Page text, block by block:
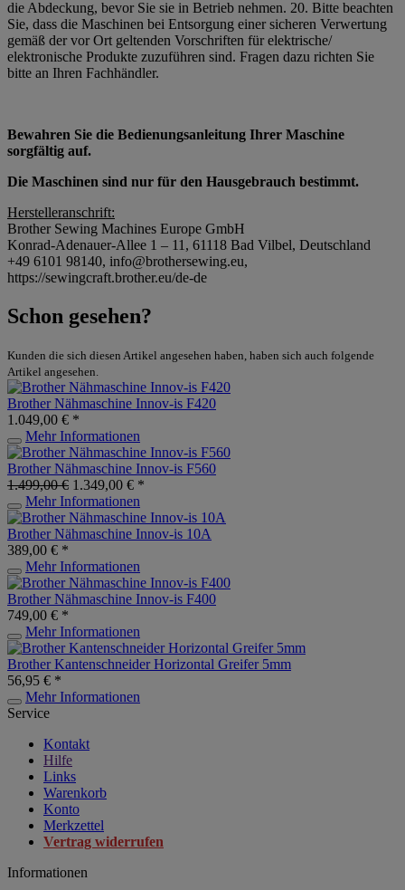
die Abdeckung, bevor Sie sie in Betrieb nehmen. 20. Bitte beachten
Sie, dass die Maschinen bei Entsorgung einer sicheren Verwertung
gemäß der vor Ort geltenden Vorschriften für elektrische/
elektronische Produkte zuzuführen sind. Fragen dazu richten Sie
bitte an Ihren Fachhändler.
Bewahren Sie die Bedienungsanleitung Ihrer Maschine
sorgfältig auf.
Die Maschinen sind nur für den Hausgebrauch bestimmt.
Herstelleranschrift:
Brother Sewing Machines Europe GmbH
Konrad-Adenauer-Allee 1 – 11, 61118 Bad Vilbel, Deutschland
+49 6101 98140, info@brothersewing.eu,
https://sewingcraft.brother.eu/de-de
Schon gesehen?
Kunden die sich diesen Artikel angesehen haben, haben sich auch folgende
Artikel angesehen.
Brother Nähmaschine Innov-is F420
1.049,00 € *
Mehr Informationen
Brother Nähmaschine Innov-is F560
1.499,00 € 1.349,00 € *
Mehr Informationen
Brother Nähmaschine Innov-is 10A
389,00 € *
Mehr Informationen
Brother Nähmaschine Innov-is F400
749,00 € *
Mehr Informationen
Brother Kantenschneider Horizontal Greifer 5mm
56,95 € *
Mehr Informationen
Service
Kontakt
Hilfe
Links
Warenkorb
Konto
Merkzettel
Vertrag widerrufen
Informationen